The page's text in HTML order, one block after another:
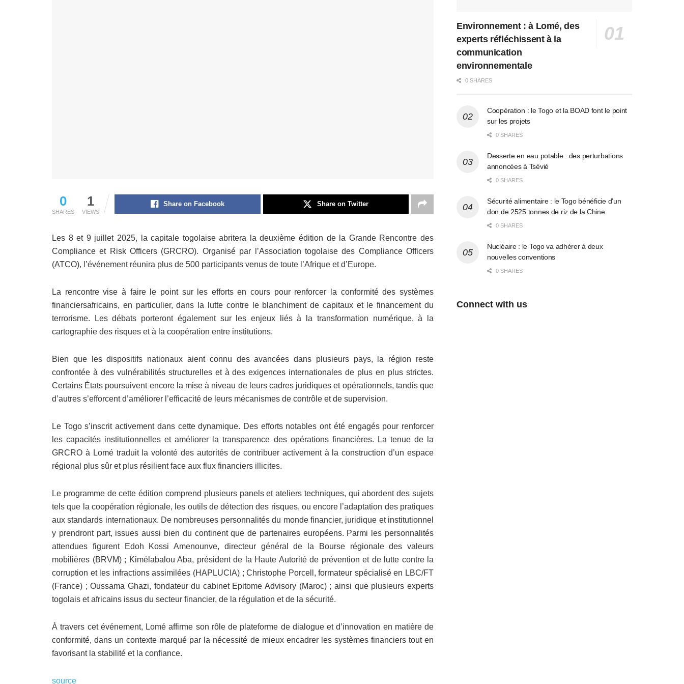
0
SHARES
1
VIEWS
Share on Facebook Share on Twitter
Les 8 et 9 juillet 2025, la capitale togolaise abritera la deuxième édition de la Grande Rencontre des
Compliance et Risk Officers (GRCRO). Organisé par l’Association togolaise des Compliance Officers
(ATCO), l’événement réunira plus de 500 participants venus de toute l’Afrique et d’Europe.
La rencontre vise à faire le point sur les efforts en cours pour renforcer la conformité des systèmes
financiersafricains, en particulier, dans la lutte contre le blanchiment de capitaux et le financement du
terrorisme. Les débats porteront également sur les enjeux liés à la transformation numérique, à la
cartographie des risques et à la coopération entre institutions.
Bien que les dispositifs nationaux aient connu des avancées dans plusieurs pays, la région reste
confrontée à des vulnérabilités structurelles et à des exigences internationales de plus en plus strictes.
Certains États poursuivent encore la mise à niveau de leurs cadres juridiques et opérationnels, tandis que
d’autres s’efforcent d’améliorer l’efficacité de leurs mécanismes de contrôle et de supervision.
Le Togo s’inscrit activement dans cette dynamique. Des efforts notables ont été engagés pour renforcer
les capacités institutionnelles et améliorer la transparence des opérations financières. La tenue de la
GRCRO à Lomé traduit la volonté des autorités de contribuer activement à la construction d’un espace
régional plus sûr et plus résilient face aux flux financiers illicites.
Le programme de cette édition comprend plusieurs panels et ateliers techniques, qui abordent des sujets
tels que la coopération régionale, les outils de détection des risques, ou encore l’adaptation des pratiques
aux standards internationaux. De nombreuses personnalités du monde financier, juridique et institutionnel
y prendront part, issues aussi bien du continent que de partenaires européens. Parmi les personnalités
attendues figurent Edoh Kossi Amenounve, directeur général de la Bourse régionale des valeurs
mobilières (BRVM) ; Kimélabalou Aba, président de la Haute Autorité de prévention et de lutte contre la
corruption et les infractions assimilées (HAPLUCIA) ; Christophe Porcell, formateur spécialisé en LBC/FT
(France) ; Oussama Ghazi, fondateur du cabinet Epitome Advisory (Maroc) ; ainsi que plusieurs experts
togolais et africains issus du secteur financier, de la régulation et de la sécurité.
À travers cet événement, Lomé affirme son rôle de plateforme de dialogue et d’innovation en matière de
conformité, dans un contexte marqué par la nécessité de mieux encadrer les systèmes financiers tout en
favorisant la stabilité et la confiance.
source
Environnement : à Lomé, des
experts réfléchissent à la
communication
environnementale
0 SHARES
Coopération : le Togo et la BOAD font le point
sur les projets
0 SHARES
Desserte en eau potable : des perturbations
annoncées à Tsévié
0 SHARES
Sécurité alimentaire : le Togo bénéficie d’un
don de 2525 tonnes de riz de la Chine
0 SHARES
Nucléaire : le Togo va adhérer à deux
nouvelles conventions
0 SHARES
Connect with us